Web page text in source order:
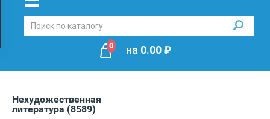
0 на 0.00₽
Нехудожественная
литература (8589)